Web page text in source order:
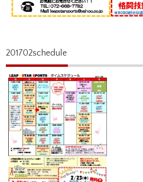
201702schedule